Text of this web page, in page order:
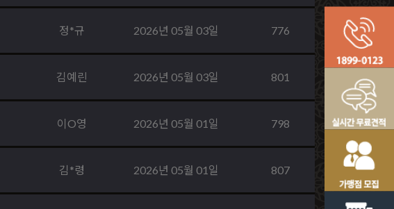
정*규 2026년 05월 03일 776
김예린 2026년 05월 03일 801
이O영 2026년 05월 01일 798
김*령 2026년 05월 01일 807